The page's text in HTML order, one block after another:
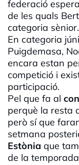
federació
de les quals
categoria sènior.
En categoria
Puigdemasa,
encara estan
competició i
participació.
Pel que fa al
perquè la resta
però sí que
setmana
Estònia que
de la